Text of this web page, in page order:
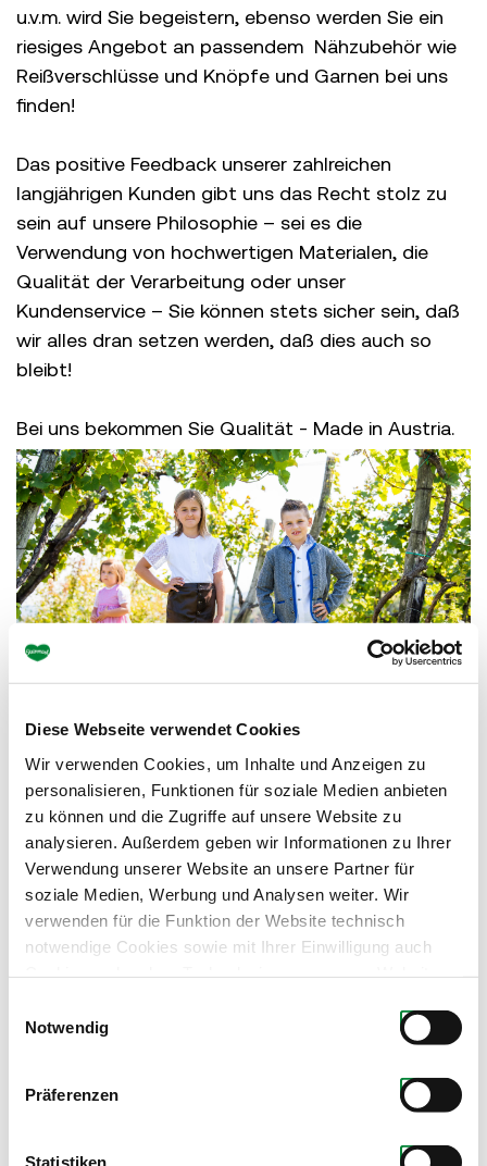
Diese Webseite verwendet Cookies
Wir verwenden Cookies, um Inhalte und Anzeigen zu
personalisieren, Funktionen für soziale Medien anbieten
zu können und die Zugriffe auf unsere Website zu
analysieren. Außerdem geben wir Informationen zu Ihrer
Verwendung unserer Website an unsere Partner für
soziale Medien, Werbung und Analysen weiter. Wir
verwenden für die Funktion der Website technisch
notwendige Cookies sowie mit Ihrer Einwilligung auch
zu personalisieren, Funktionen für soziale Medien
anbieten zu können, externe Inhalte einzubinden und
personalisierte Werbung auf anderen Plattformen zu
zeigen. Dazu teilen wir Informationen zu Ihrer
soziale Medien, Werbung und Analysen. Ihre Einwilligung
Notwendig
Präferenzen
Statistiken
u.v.m. wird Sie begeistern, ebenso werden Sie ein
riesiges Angebot an passendem Nähzubehör wie
Reißverschlüsse und Knöpfe und Garnen bei uns
finden!
Das positive Feedback unserer zahlreichen
langjährigen Kunden gibt uns das Recht stolz zu
sein auf unsere Philosophie – sei es die
Verwendung von hochwertigen Materialen, die
Qualität der Verarbeitung oder unser
Kundenservice – Sie können stets sicher sein, daß
wir alles dran setzen werden, daß dies auch so
bleibt!
Bei uns bekommen Sie Qualität - Made in Austria.
Ihr Ansprechpartner
A Gwond vom Land
Mode & Tracht
Langstrasse 3a
8430 Leibnitz